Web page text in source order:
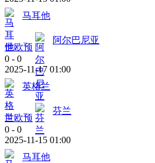
马耳他
世欧预
阿尔巴尼亚
0 - 0
2025-11-17 01:00
英格兰
世欧预
芬兰
0 - 0
2025-11-15 01:00
马耳他